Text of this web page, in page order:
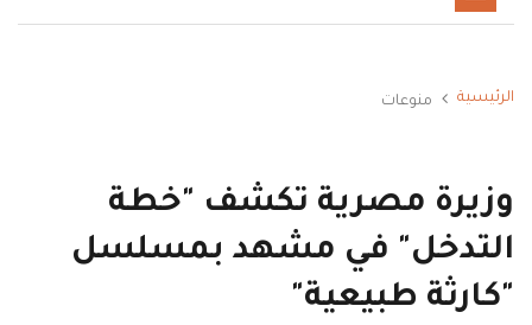
الرئيسية منوعات
وزيرة مصرية تكشف "خطة
التدخل" في مشهد بمسلسل
"كارثة طبيعية"